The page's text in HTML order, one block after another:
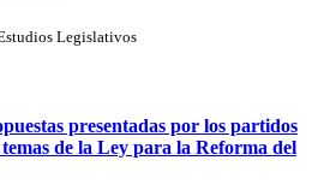
Legislativos
presentadas por los partidos
de la Ley para la Reforma del